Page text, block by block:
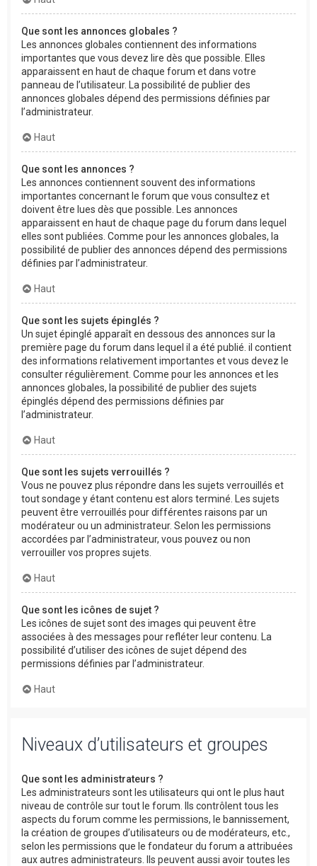
Que sont les annonces globales ?
Les annonces globales contiennent des informations
importantes que vous devez lire dès que possible. Elles
apparaissent en haut de chaque forum et dans votre
panneau de l’utilisateur. La possibilité de publier des
annonces globales dépend des permissions définies par
l’administrateur.
Haut
Que sont les annonces ?
Les annonces contiennent souvent des informations
importantes concernant le forum que vous consultez et
doivent être lues dès que possible. Les annonces
apparaissent en haut de chaque page du forum dans lequel
elles sont publiées. Comme pour les annonces globales, la
possibilité de publier des annonces dépend des permissions
définies par l’administrateur.
Haut
Que sont les sujets épinglés ?
Un sujet épinglé apparaît en dessous des annonces sur la
première page du forum dans lequel il a été publié. il contient
des informations relativement importantes et vous devez le
consulter régulièrement. Comme pour les annonces et les
annonces globales, la possibilité de publier des sujets
épinglés dépend des permissions définies par
l’administrateur.
Haut
Que sont les sujets verrouillés ?
Vous ne pouvez plus répondre dans les sujets verrouillés et
tout sondage y étant contenu est alors terminé. Les sujets
peuvent être verrouillés pour différentes raisons par un
modérateur ou un administrateur. Selon les permissions
accordées par l’administrateur, vous pouvez ou non
verrouiller vos propres sujets.
Haut
Que sont les icônes de sujet ?
Les icônes de sujet sont des images qui peuvent être
associées à des messages pour refléter leur contenu. La
possibilité d’utiliser des icônes de sujet dépend des
permissions définies par l’administrateur.
Haut
Niveaux d’utilisateurs et groupes
Que sont les administrateurs ?
Les administrateurs sont les utilisateurs qui ont le plus haut
niveau de contrôle sur tout le forum. Ils contrôlent tous les
aspects du forum comme les permissions, le bannissement,
la création de groupes d’utilisateurs ou de modérateurs, etc.,
selon les permissions que le fondateur du forum a attribuées
aux autres administrateurs. Ils peuvent aussi avoir toutes les